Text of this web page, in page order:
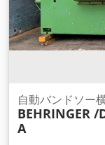
自動バンドソー
BEHRINGER /
A